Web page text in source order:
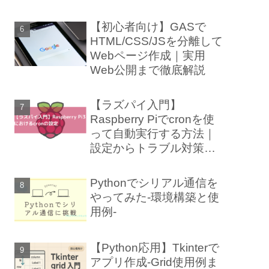
【初心者向け】GASで
HTML/CSS/JSを分離して
Webページ作成｜実用
Web公開まで徹底解説
【ラズパイ入門】
Raspberry Piでcronを使
って自動実行する方法｜
設定からトラブル対策ま
Pythonでシリアル通信を
やってみた-環境構築と使
用例-
【Python応用】Tkinterで
アプリ作成-Grid使用例ま